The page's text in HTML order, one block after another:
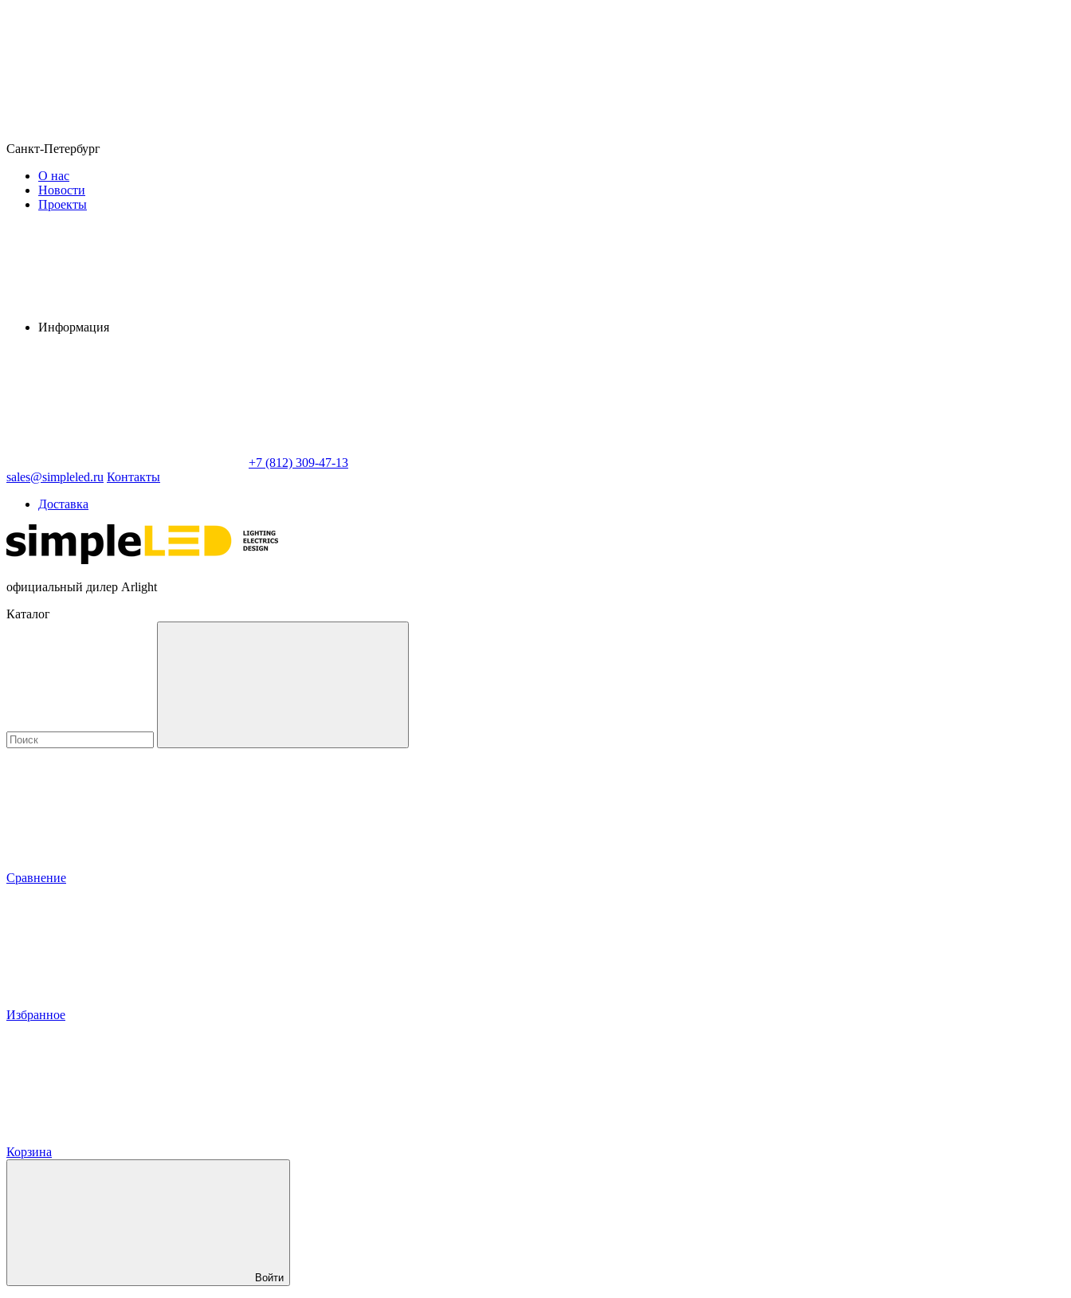
Санкт-Петербург
О нас
Новости
Проекты
Информация
+7 (812) 309-47-13
sales@simpleled.ru Контакты
Доставка
официальный дилер Arlight
Каталог
Сравнение
Избранное
Корзина
Войти